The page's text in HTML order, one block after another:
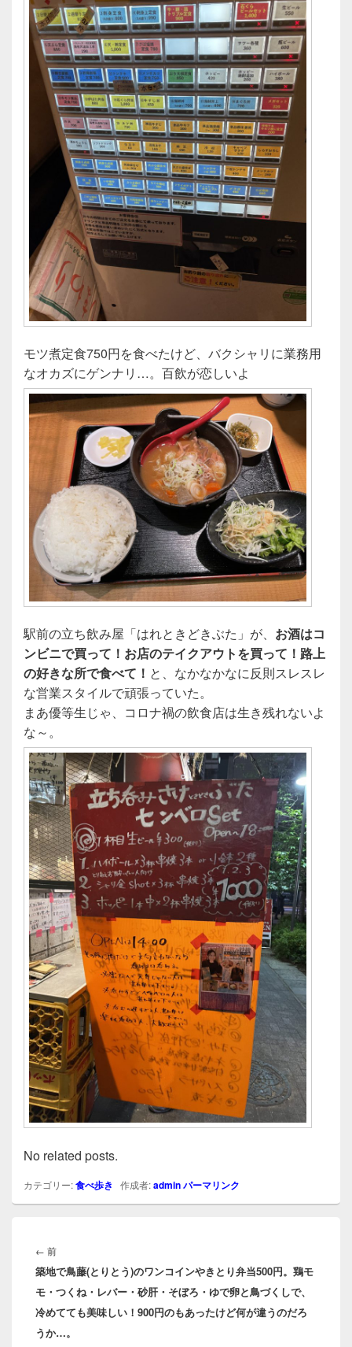
モツ煮定食750円を食べたけど、バクシャリに業務用
なオカズにゲンナリ…。百飲が恋しいよ
駅前の立ち飲み屋「はれときどきぶた」が、 お酒はコ
ンビニで買って！お店のテイクアウトを買って！路上
の好きな所で食べて！ と、なかなかなに反則スレスレ
な営業スタイルで頑張っていた。
まあ優等生じゃ、コロナ禍の飲食店は生き残れないよ
な～。
No related posts.
カテゴリー:食べ歩き 作成者:adminパーマリンク
稿
ナ
ビ
ゲ
ー
シ
← 前前
の
投
稿:
築地で鳥藤(とりとう)のワンコインやきとり弁当500円。鶏モ
モ・つくね・レバー・砂肝・そぼろ・ゆで卵と鳥づくしで、
冷めてても美味しい！900円のもあったけど何が違うのだろ
うか…。